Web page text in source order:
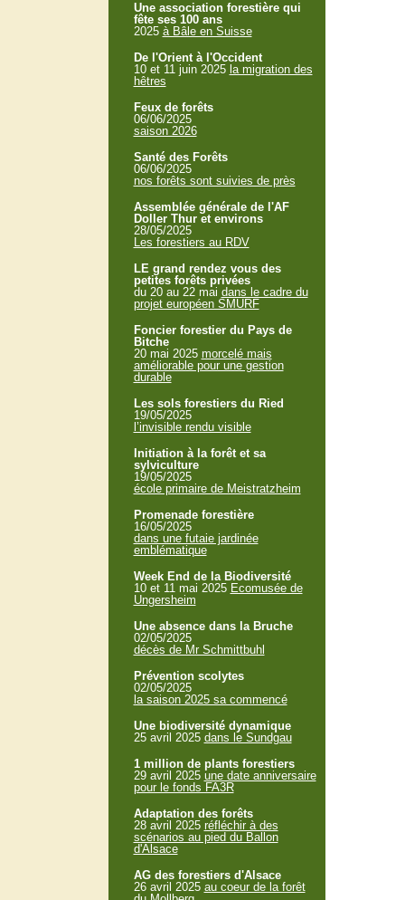
Une association forestière qui
fête ses 100 ans
2025 à Bâle en Suisse
De l'Orient à l'Occident
10 et 11 juin 2025 la migration des
hêtres
Feux de forêts
06/06/2025
saison 2026
Santé des Forêts
06/06/2025
nos forêts sont suivies de près
Assemblée générale de l'AF
Doller Thur et environs
28/05/2025
Les forestiers au RDV
LE grand rendez vous des
petites forêts privées
du 20 au 22 mai dans le cadre du
projet européen SMURF
Foncier forestier du Pays de
Bitche
20 mai 2025 morcelé mais
améliorable pour une gestion
durable
Les sols forestiers du Ried
19/05/2025
l’invisible rendu visible
Initiation à la forêt et sa
sylviculture
19/05/2025
école primaire de Meistratzheim
Promenade forestière
16/05/2025
dans une futaie jardinée
emblématique
Week End de la Biodiversité
10 et 11 mai 2025 Ecomusée de
Ungersheim
Une absence dans la Bruche
02/05/2025
décès de Mr Schmittbuhl
Prévention scolytes
02/05/2025
la saison 2025 sa commencé
Une biodiversité dynamique
25 avril 2025 dans le Sundgau
1 million de plants forestiers
29 avril 2025 une date anniversaire
pour le fonds FA3R
Adaptation des forêts
28 avril 2025 réfléchir à des
scénarios au pied du Ballon
d'Alsace
AG des forestiers d'Alsace
26 avril 2025 au coeur de la forêt